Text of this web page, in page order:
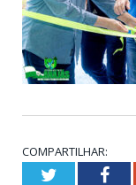
COMPARTILHAR:
Twitter